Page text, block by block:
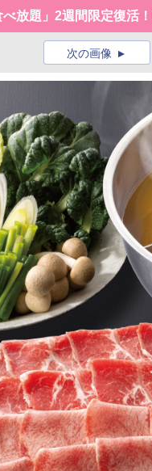
放題」2週間限定復活！
次の画像